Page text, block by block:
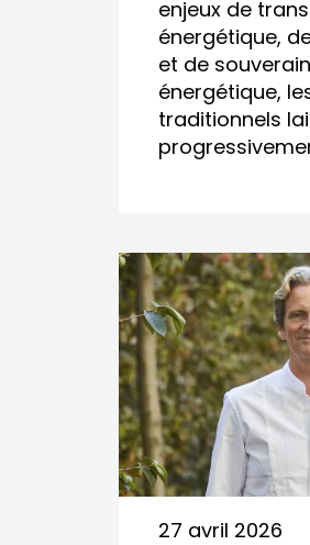
enjeux de
énergétique,
et de
énergétique,
traditionnels
27 avril 2026